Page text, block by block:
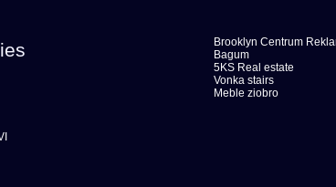
Brooklyn Centrum
Bagum
5KS Real estate
Vonka stairs
Meble ziobro